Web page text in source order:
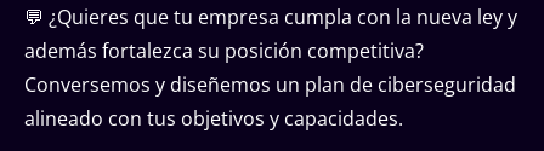
💬 ¿Quieres que tu empresa cumpla con la nueva ley y
además fortalezca su posición competitiva?
Conversemos y diseñemos un plan de ciberseguridad
alineado con tus objetivos y capacidades.